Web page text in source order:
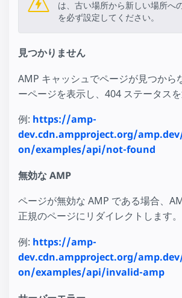
は、古い場所から新しい場所へ
を必ず設定してください。
見つかりません
AMP キャッシュでページが見つから
ーページを表示し、404 ステータスを
例: https://amp-
dev.cdn.ampproject.org/
on/examples/api/not-found
無効な AMP
ページが無効な AMP である場合、
正規のページにリダイレクトします。
例: https://amp-
dev.cdn.ampproject.org/
on/examples/api/invalid-amp